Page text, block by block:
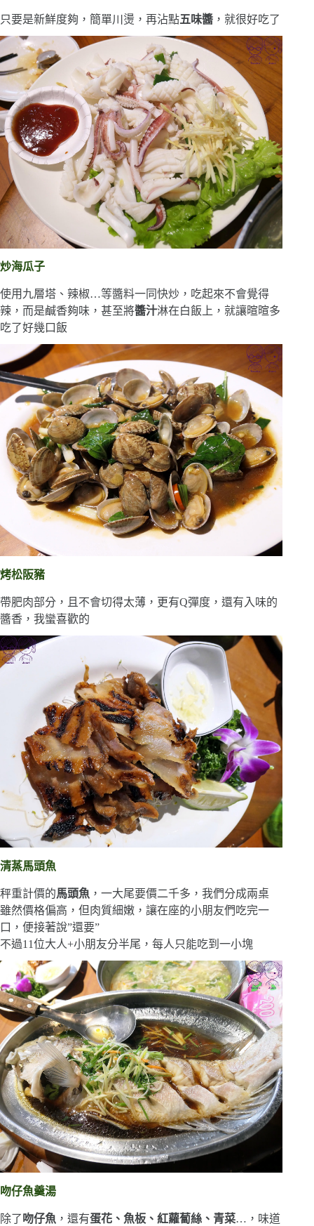
只要是新鮮度夠，簡單川燙，再沾點五味醬 ，就很好吃了
炒海瓜子
使用九層塔、辣椒…等醬料一同快炒，吃起來不會覺得
辣，而是鹹香夠味，甚至將醬汁淋在白飯上，就讓暄暄多
吃了好幾口飯
烤松阪豬
帶肥肉部分，且不會切得太薄，更有Q彈度，還有入味的
醬香，我蠻喜歡的
清蒸馬頭魚
秤重計價的馬頭魚 ，一大尾要價二千多，我們分成兩桌
雖然價格偏高，但肉質細嫩，讓在座的小朋友們吃完一
口，便接著說”還要”
不過11位大人+小朋友分半尾，每人只能吃到一小塊
吻仔魚羹湯
除了 吻仔魚 ，還有蛋花、魚板、紅蘿蔔絲、青菜…，味道